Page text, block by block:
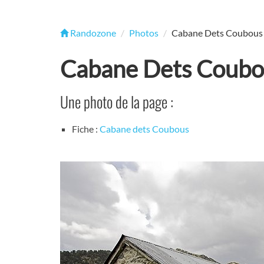
Randozone Photos Cabane Dets Coubous
Cabane Dets
Une photo de la page :
Fiche : Cabane dets Coubous